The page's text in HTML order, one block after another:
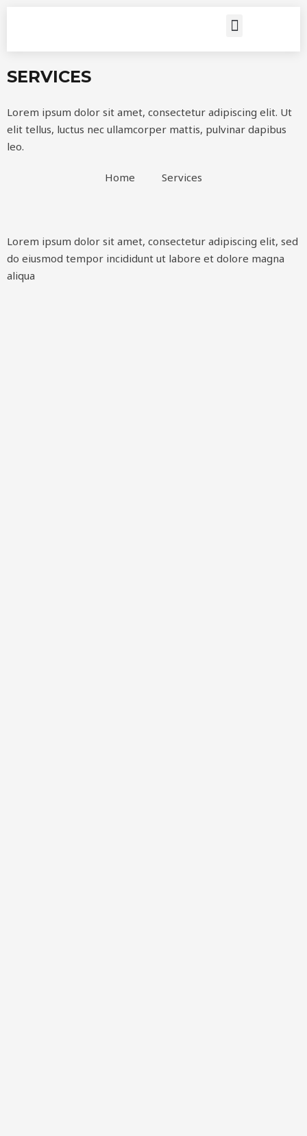
SERVICES
Lorem ipsum dolor sit amet, consectetur adipiscing elit. Ut
elit tellus, luctus nec ullamcorper mattis, pulvinar dapibus
leo.
Home Services
Lorem ipsum dolor sit amet, consectetur adipiscing elit, sed
do eiusmod tempor incididunt ut labore et dolore magna
aliqua